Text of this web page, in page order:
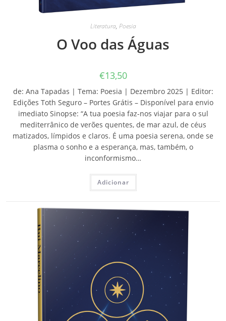
Literatura, Poesia
O Voo das Águas
€13,50
de: Ana Tapadas | Tema: Poesia | Dezembro 2025 | Editor:
Edições Toth Seguro – Portes Grátis – Disponível para envio
imediato Sinopse: “A tua poesia faz-nos viajar para o sul
mediterrânico de verões quentes, de mar azul, de céus
matizados, límpidos e claros. É uma poesia serena, onde se
plasma o sonho e a esperança, mas, também, o
inconformismo…
Adicionar